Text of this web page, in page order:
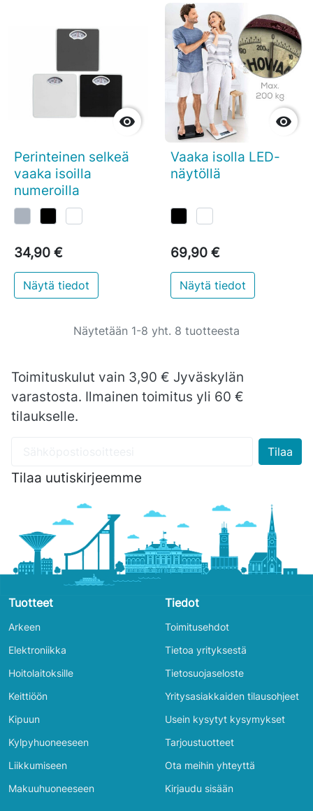

Perinteinen selkeä
vaaka isoilla
numeroilla
34,90 €
Näytä tiedot

Vaaka isolla LED-
näytöllä
69,90 €
Näytä tiedot
Näytetään 1-8 yht. 8 tuotteesta
Toimituskulut vain 3,90 € Jyväskylän
varastosta. Ilmainen toimitus yli 60 €
tilaukselle.
Tilaa uutiskirjeemme
Tuotteet
Arkeen
Elektroniikka
Hoitolaitoksille
Keittiöön
Kipuun
Kylpyhuoneeseen
Liikkumiseen
Makuuhuoneeseen
Tiedot
Toimitusehdot
Tietoa yrityksestä
Tietosuojaseloste
Yritysasiakkaiden tilausohjeet
Usein kysytyt kysymykset
Tarjoustuotteet
Ota meihin yhteyttä
Kirjaudu sisään